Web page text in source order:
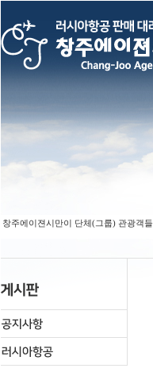
에이젼시만이 단체(그룹) 관광객들